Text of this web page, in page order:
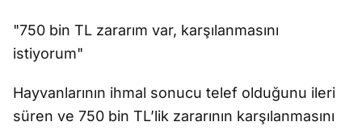
"750 bin TL zararım var, karşılanmasını
istiyorum"
Hayvanlarının ihmal sonucu telef olduğunu ileri
süren ve 750 bin TL’lik zararının karşılanmasını